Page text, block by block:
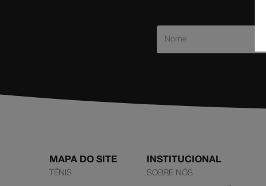
MAPA DO SITE
TÊNIS
INSTITUCIONAL
SOBRE NÓS